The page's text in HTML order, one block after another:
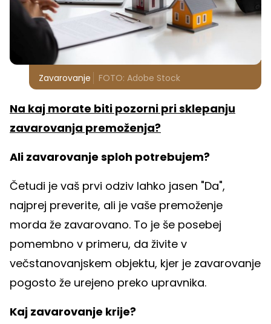
Zavarovanje FOTO: Adobe Stock
Na kaj morate biti pozorni pri sklepanju
zavarovanja premoženja?
Ali zavarovanje sploh potrebujem?
Četudi je vaš prvi odziv lahko jasen "Da",
najprej preverite, ali je vaše premoženje
morda že zavarovano. To je še posebej
pomembno v primeru, da živite v
večstanovanjskem objektu, kjer je zavarovanje
pogosto že urejeno preko upravnika.
Kaj zavarovanje krije?